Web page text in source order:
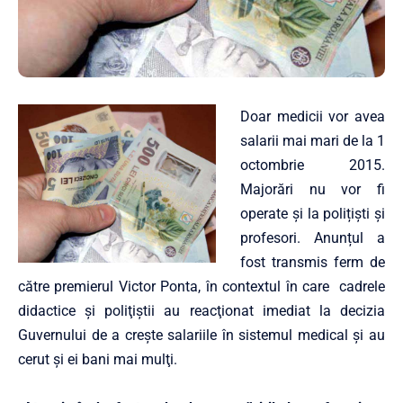
Doar medicii vor avea
salarii mai mari de la 1
octombrie 2015.
Majorări nu vor fi
operate și la polițiști și
profesori. Anunțul a
fost transmis ferm de
către premierul Victor Ponta, în contextul în care cadrele
didactice şi poliţiştii au reacţionat imediat la decizia
Guvernului de a creşte salariile în sistemul medical şi au
cerut şi ei bani mai mulţi.